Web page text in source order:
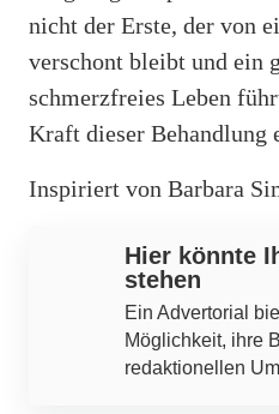
nicht der Erste, der von
verschont bleibt und ein
schmerzfreies Leben
Kraft dieser Behandlung
Inspiriert von Barbara
Hier könnte
stehen
Ein Advertorial
Möglichkeit, ihre
redaktionellen